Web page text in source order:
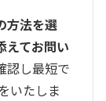
方法を選
えてお問い
認し最短で
いたしま